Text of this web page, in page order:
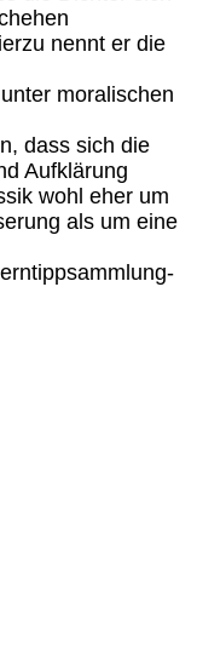
nennt er die
moralischen
dass sich die
Aufklärung
wohl eher um
als um eine